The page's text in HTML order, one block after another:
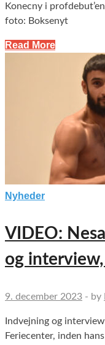
Konecny i
foto: Boksenyt
Read More
Nyheder
VIDEO:
og
9. december 2023 - by
Indvejning og
Feriecenter, inden